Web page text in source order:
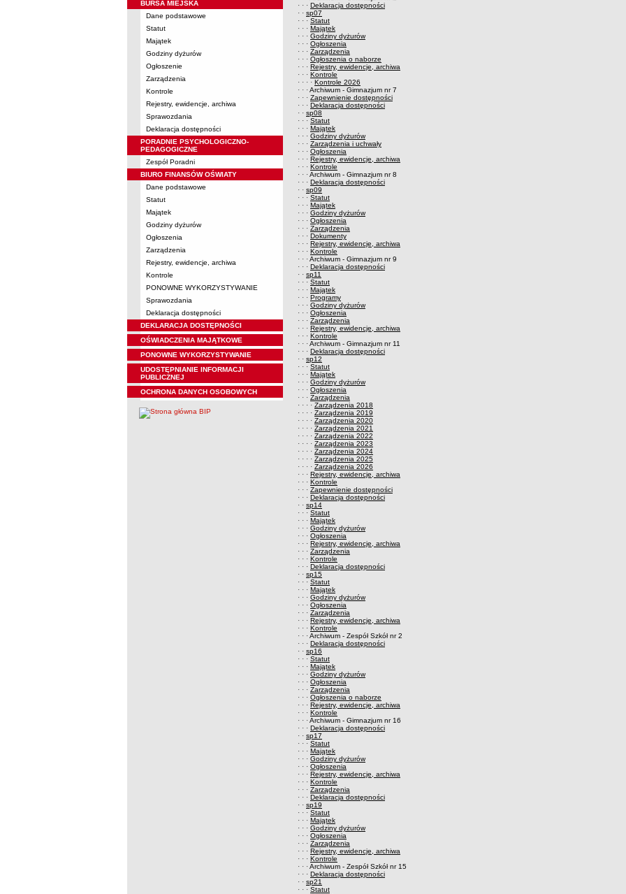
BURSA MIEJSKA
Dane podstawowe
Statut
Majątek
Godziny dyżurów
Ogłoszenie
Zarządzenia
Kontrole
Rejestry, ewidencje, archiwa
Sprawozdania
Deklaracja dostępności
PORADNIE PSYCHOLOGICZNO-
PEDAGOGICZNE
Zespół Poradni
BIURO FINANSÓW OŚWIATY
Dane podstawowe
Statut
Majątek
Godziny dyżurów
Ogłoszenia
Zarządzenia
Rejestry, ewidencje, archiwa
Kontrole
PONOWNE WYKORZYSTYWANIE
Sprawozdania
Deklaracja dostępności
DEKLARACJA DOSTĘPNOŚCI
OŚWIADCZENIA MAJĄTKOWE
PONOWNE WYKORZYSTYWANIE
UDOSTĘPNIANIE INFORMACJI
PUBLICZNEJ
OCHRONA DANYCH OSOBOWYCH
· · · Deklaracja dostępności
· · sp07
· · · Statut
· · · Majątek
· · · Godziny dyżurów
· · · Ogłoszenia
· · · Zarządzenia
· · · Ogłoszenia o naborze
· · · Rejestry, ewidencje, archiwa
· · · Kontrole
· · · · Kontrole 2026
· · ·Archiwum - Gimnazjum nr 7
· · · Zapewnienie dostępności
· · · Deklaracja dostępności
· · sp08
· · · Statut
· · · Majątek
· · · Godziny dyżurów
· · · Zarządzenia i uchwały
· · · Ogłoszenia
· · · Rejestry, ewidencje, archiwa
· · · Kontrole
· · ·Archiwum - Gimnazjum nr 8
· · · Deklaracja dostępności
· · sp09
· · · Statut
· · · Majątek
· · · Godziny dyżurów
· · · Ogłoszenia
· · · Zarządzenia
· · · Dokumenty
· · · Rejestry, ewidencje, archiwa
· · · Kontrole
· · ·Archiwum - Gimnazjum nr 9
· · · Deklaracja dostępności
· · sp11
· · · Statut
· · · Majątek
· · · Programy
· · · Godziny dyżurów
· · · Ogłoszenia
· · · Zarządzenia
· · · Rejestry, ewidencje, archiwa
· · · Kontrole
· · ·Archiwum - Gimnazjum nr 11
· · · Deklaracja dostępności
· · sp12
· · · Statut
· · · Majątek
· · · Godziny dyżurów
· · · Ogłoszenia
· · · Zarządzenia
· · · · Zarządzenia 2018
· · · · Zarządzenia 2019
· · · · Zarządzenia 2020
· · · · Zarządzenia 2021
· · · · Zarządzenia 2022
· · · · Zarządzenia 2023
· · · · Zarządzenia 2024
· · · · Zarządzenia 2025
· · · · Zarządzenia 2026
· · · Rejestry, ewidencje, archiwa
· · · Kontrole
· · · Zapewnienie dostępności
· · · Deklaracja dostępności
· · sp14
· · · Statut
· · · Majątek
· · · Godziny dyżurów
· · · Ogłoszenia
· · · Rejestry, ewidencje, archiwa
· · · Zarządzenia
· · · Kontrole
· · · Deklaracja dostępności
· · sp15
· · · Statut
· · · Majątek
· · · Godziny dyżurów
· · · Ogłoszenia
· · · Zarządzenia
· · · Rejestry, ewidencje, archiwa
· · · Kontrole
· · ·Archiwum - Zespół Szkół nr 2
· · · Deklaracja dostępności
· · sp16
· · · Statut
· · · Majątek
· · · Godziny dyżurów
· · · Ogłoszenia
· · · Zarządzenia
· · · Ogłoszenia o naborze
· · · Rejestry, ewidencje, archiwa
· · · Kontrole
· · ·Archiwum - Gimnazjum nr 16
· · · Deklaracja dostępności
· · sp17
· · · Statut
· · · Majątek
· · · Godziny dyżurów
· · · Ogłoszenia
· · · Rejestry, ewidencje, archiwa
· · · Kontrole
· · · Zarządzenia
· · · Deklaracja dostępności
· · sp19
· · · Statut
· · · Majątek
· · · Godziny dyżurów
· · · Ogłoszenia
· · · Zarządzenia
· · · Rejestry, ewidencje, archiwa
· · · Kontrole
· · ·Archiwum - Zespół Szkół nr 15
· · · Deklaracja dostępności
· · sp21
· · · Statut